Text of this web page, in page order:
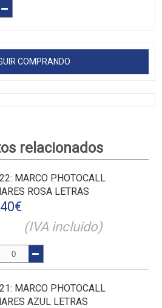
COMPRANDO
relacionados
: MARCO PHOTOCALL
ROSA LETRAS
€
(IVA incluido)
: MARCO PHOTOCALL
AZUL LETRAS